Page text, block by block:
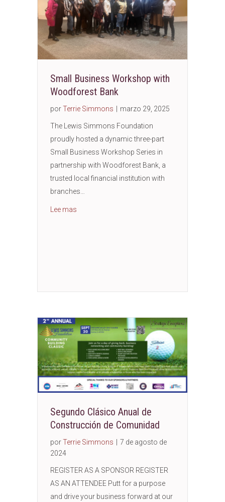
Small Business Workshop with
Woodforest Bank
porTerrie Simmons marzo 29, 2025
The Lewis Simmons Foundation
proudly hosted a dynamic three-part
Small Business Workshop Series in
partnership with Woodforest Bank, a
trusted local financial institution with
branches…
Lee mas
Segundo Clásico Anual de
Construcción de Comunidad
porTerrie Simmons
7 de agosto de
2024
REGISTER AS A SPONSOR REGISTER
AS AN ATTENDEE Putt for a purpose
and drive your business forward at our